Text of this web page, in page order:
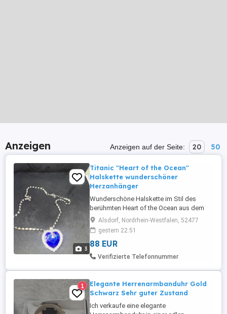
Anzeigen Anzeigen auf der Seite: 20 50
3
Titanic "Heart of the Ocean"
Halskette wunderschöner
Herzanhänger
Wunderschöne Halskette im Stil des
berühmten Heart of the Ocean aus dem
Film Titanic. Der große blaue
Herzanhänger ist mit funkelnden
Schmucksteinen umrandet und ein echter
Blickfang. Details: Herzanhänger im
Titanic-Design Funkelnde Schmucksteine
Zustand Perfekt ...
Alsdorf, Nordrhein-Westfalen, 52477
gestern 22:51
88 EUR
Verifizierte Telefonnummer
1
Elegante Herrenarmbanduhr Gold
Schwarz Sehr guter Zustand
Ich verkaufe eine elegante